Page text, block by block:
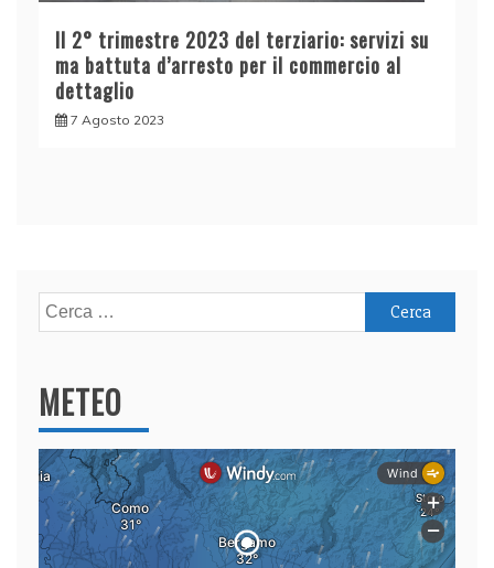
Il 2° trimestre 2023 del terziario: servizi su
ma battuta d’arresto per il commercio al
dettaglio
7 Agosto 2023
Ricerca
per:
METEO